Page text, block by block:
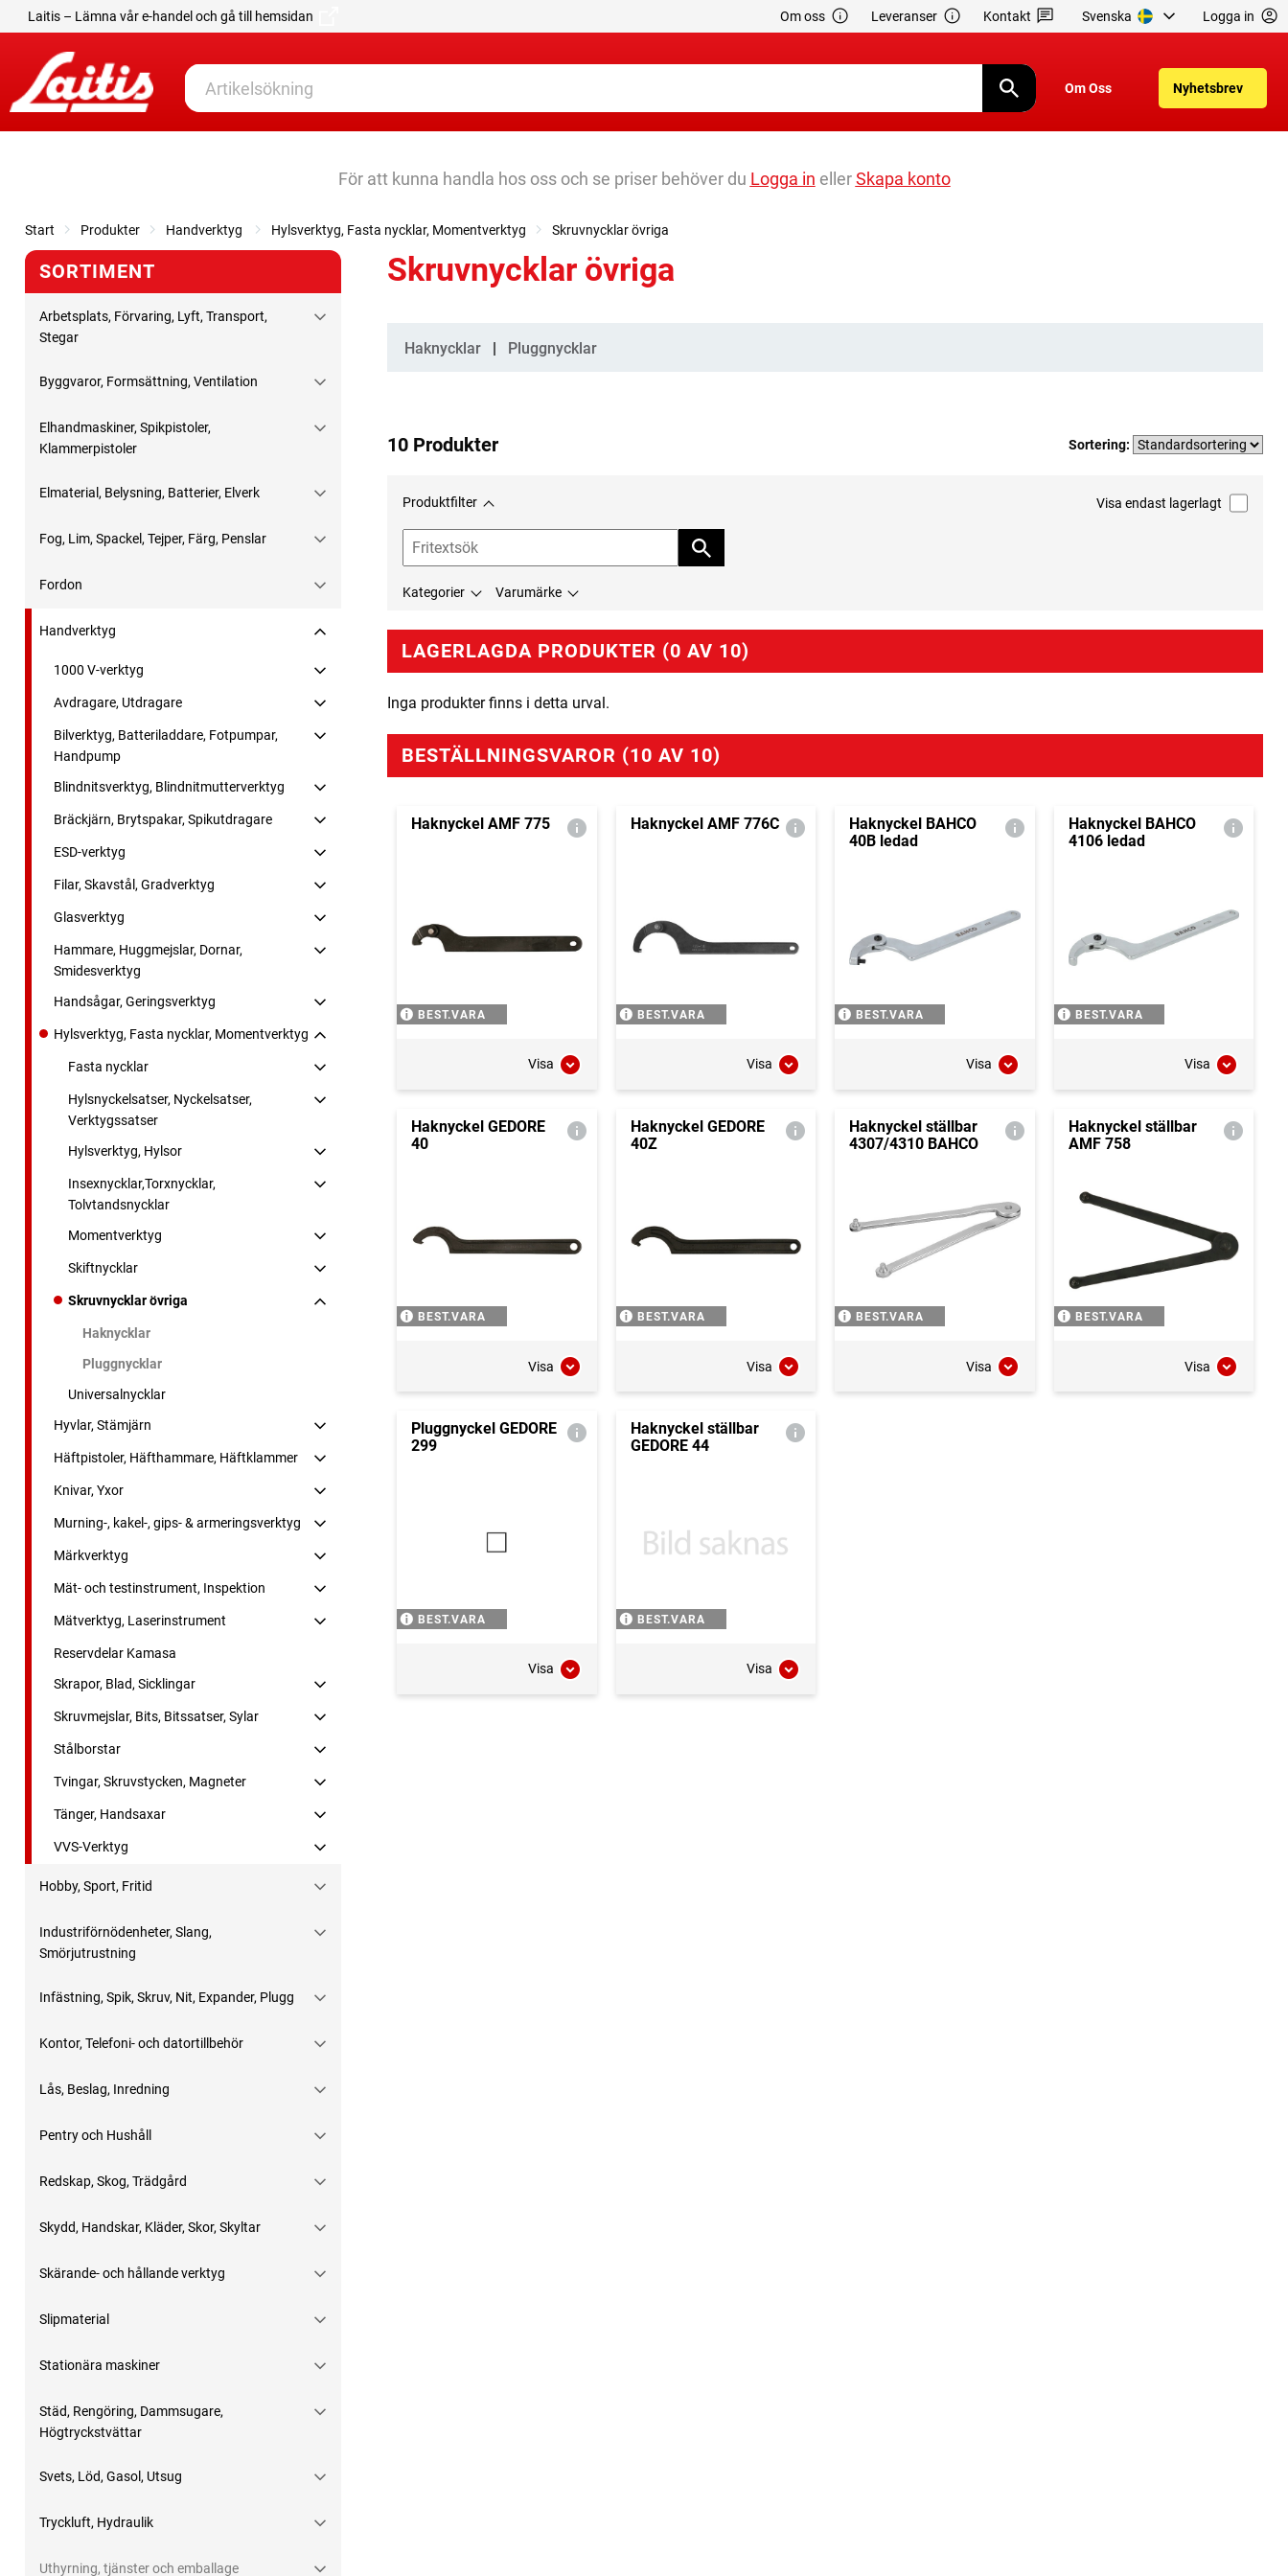
Laitis – Lämna vår e-handel och gå till hemsidan Om oss Leveranser Kontakt Svenska Logga in
Om Oss Nyhetsbrev
För att kunna handla hos oss och se priser behöver du Logga in ellerSkapa konto
Start Produkter Handverktyg Hylsverktyg, Fasta nycklar, Momentverktyg Skruvnycklar övriga
SORTIMENT
Arbetsplats, Förvaring, Lyft, Transport,
Stegar
Byggvaror, Formsättning, Ventilation
Elhandmaskiner, Spikpistoler,
Klammerpistoler
Elmaterial, Belysning, Batterier, Elverk
Fog, Lim, Spackel, Tejper, Färg, Penslar
Fordon
Handverktyg
1000 V-verktyg
Avdragare, Utdragare
Bilverktyg, Batteriladdare, Fotpumpar,
Handpump
Blindnitsverktyg, Blindnitmutterverktyg
Bräckjärn, Brytspakar, Spikutdragare
ESD-verktyg
Filar, Skavstål, Gradverktyg
Glasverktyg
Hammare, Huggmejslar, Dornar,
Smidesverktyg
Handsågar, Geringsverktyg
Hylsverktyg, Fasta nycklar, Momentverktyg
Fasta nycklar
Hylsnyckelsatser, Nyckelsatser,
Verktygssatser
Hylsverktyg, Hylsor
Insexnycklar,Torxnycklar,
Tolvtandsnycklar
Momentverktyg
Skiftnycklar
Skruvnycklar övriga
Haknycklar
Pluggnycklar
Universalnycklar
Hyvlar, Stämjärn
Häftpistoler, Häfthammare, Häftklammer
Knivar, Yxor
Murning-, kakel-, gips- & armeringsverktyg
Märkverktyg
Mät- och testinstrument, Inspektion
Mätverktyg, Laserinstrument
Reservdelar Kamasa
Skrapor, Blad, Sicklingar
Skruvmejslar, Bits, Bitssatser, Sylar
Stålborstar
Tvingar, Skruvstycken, Magneter
Tänger, Handsaxar
VVS-Verktyg
Hobby, Sport, Fritid
Industriförnödenheter, Slang,
Smörjutrustning
Infästning, Spik, Skruv, Nit, Expander, Plugg
Kontor, Telefoni- och datortillbehör
Lås, Beslag, Inredning
Pentry och Hushåll
Redskap, Skog, Trädgård
Skydd, Handskar, Kläder, Skor, Skyltar
Skärande- och hållande verktyg
Slipmaterial
Stationära maskiner
Städ, Rengöring, Dammsugare,
Högtryckstvättar
Svets, Löd, Gasol, Utsug
Tryckluft, Hydraulik
Uthyrning, tjänster och emballage
Skruvnycklar övriga
Kategorier
Haknycklar Pluggnycklar
10 Produkter Sortering:
Produktfilter Visa endast lagerlagt
Kategorier Varumärke
LAGERLAGDA PRODUKTER (0 AV 10)
Inga produkter finns i detta urval.
BESTÄLLNINGSVAROR (10 AV 10)
Haknyckel AMF 775
BEST.VARA
Visa
Haknyckel AMF 776C
BEST.VARA
Visa
Haknyckel BAHCO
40B ledad
BEST.VARA
Visa
Haknyckel BAHCO
4106 ledad
BEST.VARA
Visa
Haknyckel GEDORE
40
BEST.VARA
Visa
Haknyckel GEDORE
40Z
BEST.VARA
Visa
Haknyckel ställbar
4307/4310 BAHCO
BEST.VARA
Visa
Haknyckel ställbar
AMF 758
BEST.VARA
Visa
Pluggnyckel GEDORE
299
BEST.VARA
Visa
Haknyckel ställbar
GEDORE 44
BEST.VARA
Visa